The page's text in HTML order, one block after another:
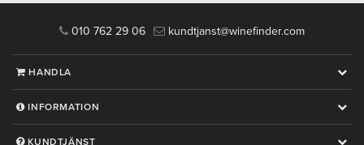
010 762 29 06 kundtjanst@winefinder.com
HANDLA
INFORMATION
KUNDTJÄNST